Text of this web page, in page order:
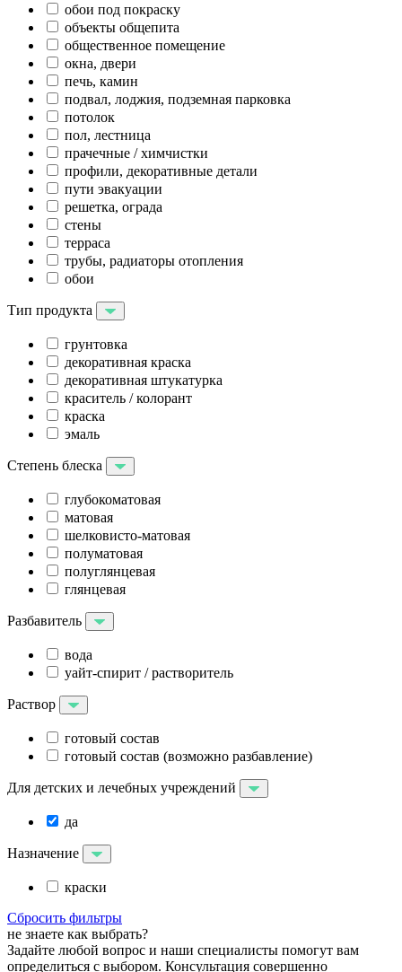
обои под покраску
объекты общепита
общественное помещение
окна, двери
печь, камин
подвал, лоджия, подземная парковка
потолок
пол, лестница
прачечные / химчистки
профили, декоративные детали
пути эвакуации
решетка, ограда
стены
терраса
трубы, радиаторы отопления
обои
Тип продукта
грунтовка
декоративная краска
декоративная штукатурка
краситель / колорант
краска
эмаль
Степень блеска
глубокоматовая
матовая
шелковисто-матовая
полуматовая
полуглянцевая
глянцевая
Разбавитель
вода
уайт-спирит / растворитель
Раствор
готовый состав
готовый состав (возможно разбавление)
Для детских и лечебных учреждений
да
Назначение
краски
Сбросить фильтры
не знаете как выбрать?
Задайте любой вопрос и наши специалисты помогут вам
определиться с выбором. Консультация совершенно